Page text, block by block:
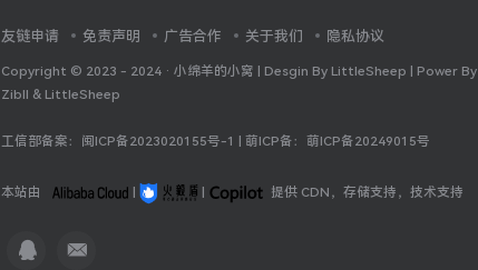
友链申请 免责声明 广告合作 关于我们 隐私协议
Copyright © 2023 - 2024 · 小绵羊的小窝 | Desgin By LittleSheep | Power By
Zibll & LittleSheep
工信部备案： 闽ICP备2023020155号-1 | 萌ICP备： 萌ICP备20249015号
本站由 | | 提供 CDN，存储支持，技术支持